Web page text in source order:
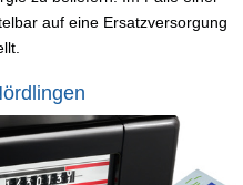
auf eine Ersatzversorgung